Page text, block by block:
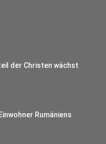
der Christen wächst
Rumäniens